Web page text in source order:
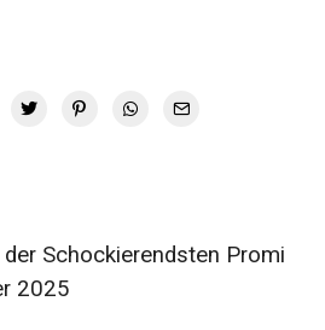
Schockierendsten Promi
2025